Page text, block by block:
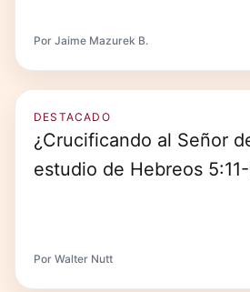
Por Jaime Mazurek B.
DESTACADO
¿Crucificando al Señor
estudio de Hebreos
Por Walter Nutt